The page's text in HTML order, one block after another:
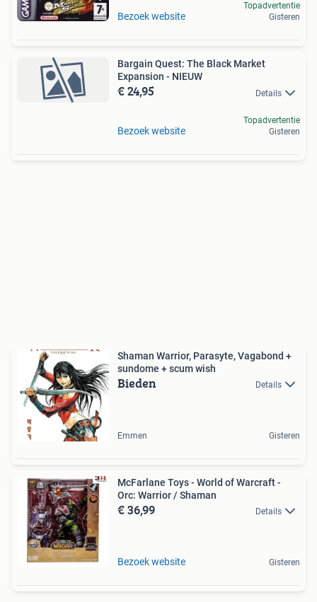
Bezoek website
Topadvertentie
Gisteren
Bargain Quest: The Black Market
Expansion - NIEUW
€ 24,95 Details
Bezoek website
Topadvertentie
Gisteren
Shaman Warrior, Parasyte, Vagabond +
sundome + scum wish
Bieden Details
Emmen Gisteren
McFarlane Toys - World of Warcraft -
Orc: Warrior / Shaman
€ 36,99 Details
Bezoek website Gisteren